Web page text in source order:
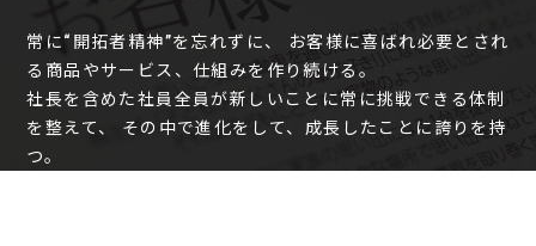
常に“開拓者精神”を忘れずに、
お客様に喜ばれ必要とされ
る商品やサービス、仕組みを作り続ける。
社長を含めた社員全員が新しいことに常に挑戦できる体制
を整えて、
その中で進化をして、成長したことに誇りを持
つ。